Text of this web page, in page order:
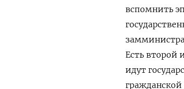
вспомнить
Есть второй
идут